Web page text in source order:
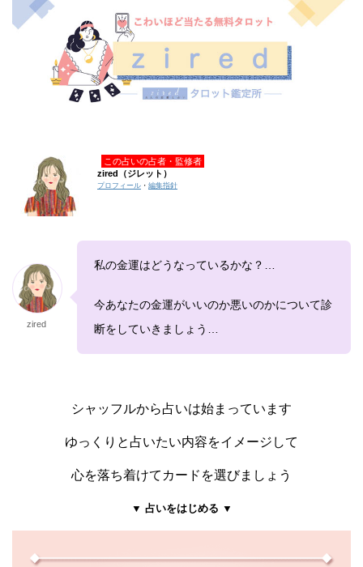
この占いの占者・監修者
zired（ジレット）
プロフィール ・ 編集指針
zired
私の金運はどうなっているかな？…
今あなたの金運がいいのか悪いのかについて診
断をしていきましょう…
シャッフルから占いは始まっています
ゆっくりと占いたい内容をイメージして
心を落ち着けてカードを選びましょう
▼ 占いをはじめる ▼